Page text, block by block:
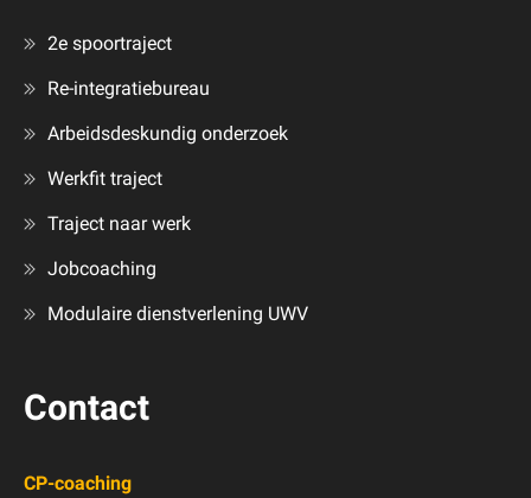
2e spoortraject
Re-integratiebureau
Arbeidsdeskundig onderzoek
Werkfit traject
Traject naar werk
Jobcoaching
Modulaire dienstverlening UWV
Contact
CP-coaching